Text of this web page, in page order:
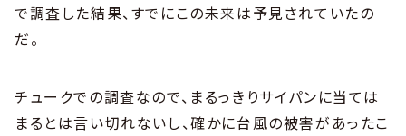
で調査した結果、すでにこの未来は予見されていたの
だ。
チュークでの調査なので、まるっきりサイパンに当ては
まるとは言い切れないし、確かに台風の被害があったこ